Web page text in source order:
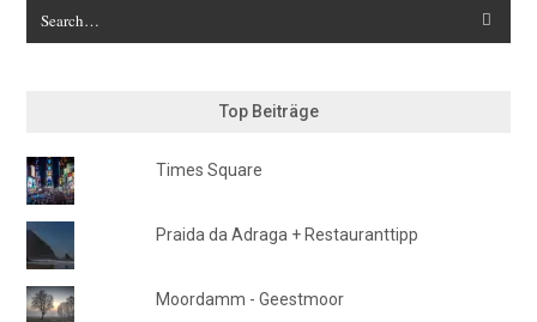
Top Beiträge
Times Square
Praida da Adraga + Restauranttipp
Moordamm - Geestmoor